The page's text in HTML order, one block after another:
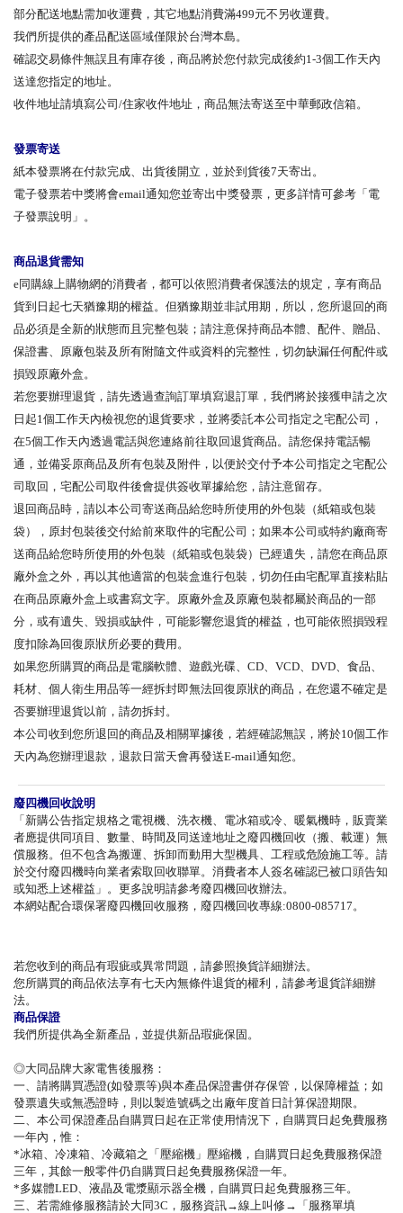
部分配送地點需加收運費，其它地點消費滿499元不另收運費。
我們所提供的產品配送區域僅限於台灣本島。
確認交易條件無誤且有庫存後，商品將於您付款完成後約1-3個工作天內
送達您指定的地址。
收件地址請填寫公司/住家收件地址，商品無法寄送至中華郵政信箱。
發票寄送
紙本發票將在付款完成、出貨後開立，並於到貨後7天寄出。
電子發票若中獎將會email通知您並寄出中獎發票，更多詳情可參考「電
子發票說明」。
商品退貨需知
e同購線上購物網的消費者，都可以依照消費者保護法的規定，享有商品
貨到日起七天猶豫期的權益。但猶豫期並非試用期，所以，您所退回的商
品必須是全新的狀態而且完整包裝；請注意保持商品本體、配件、贈品、
保證書、原廠包裝及所有附隨文件或資料的完整性，切勿缺漏任何配件或
損毀原廠外盒。
若您要辦理退貨，請先透過查詢訂單填寫退訂單，我們將於接獲申請之次
日起1個工作天內檢視您的退貨要求，並將委託本公司指定之宅配公司，
在5個工作天內透過電話與您連絡前往取回退貨商品。請您保持電話暢
通，並備妥原商品及所有包裝及附件，以便於交付予本公司指定之宅配公
司取回，宅配公司取件後會提供簽收單據給您，請注意留存。
退回商品時，請以本公司寄送商品給您時所使用的外包裝（紙箱或包裝
袋），原封包裝後交付給前來取件的宅配公司；如果本公司或特約廠商寄
送商品給您時所使用的外包裝（紙箱或包裝袋）已經遺失，請您在商品原
廠外盒之外，再以其他適當的包裝盒進行包裝，切勿任由宅配單直接粘貼
在商品原廠外盒上或書寫文字。原廠外盒及原廠包裝都屬於商品的一部
分，或有遺失、毀損或缺件，可能影響您退貨的權益，也可能依照損毀程
度扣除為回復原狀所必要的費用。
如果您所購買的商品是電腦軟體、遊戲光碟、CD、VCD、DVD、食品、
耗材、個人衛生用品等一經拆封即無法回復原狀的商品，在您還不確定是
否要辦理退貨以前，請勿拆封。
本公司收到您所退回的商品及相關單據後，若經確認無誤，將於10個工作
天內為您辦理退款，退款日當天會再發送E-mail通知您。
廢四機回收說明
「新購公告指定規格之電視機、洗衣機、電冰箱或冷、暖氣機時，販賣業
者應提供同項目、數量、時間及同送達地址之廢四機回收（搬、載運）無
償服務。但不包含為搬運、拆卸而動用大型機具、工程或危險施工等。請
於交付廢四機時向業者索取回收聯單。消費者本人簽名確認已被口頭告知
或知悉上述權益」。更多說明請參考廢四機回收辦法。
本網站配合環保署廢四機回收服務，廢四機回收專線:0800-085717。
若您收到的商品有瑕疵或異常問題，請參照換貨詳細辦法。
您所購買的商品依法享有七天內無條件退貨的權利，請參考退貨詳細辦
法。
商品保證
我們所提供為全新產品，並提供新品瑕疵保固。
◎大同品牌大家電售後服務：
一、請將購買憑證(如發票等)與本產品保證書併存保管，以保障權益；如
發票遺失或無憑證時，則以製造號碼之出廠年度首日計算保證期限。
二、本公司保證產品自購買日起在正常使用情況下，自購買日起免費服務
一年內，惟：
*冰箱、冷凍箱、冷藏箱之「壓縮機」壓縮機，自購買日起免費服務保證
三年，其餘一般零件仍自購買日起免費服務保證一年。
*多媒體LED、液晶及電漿顯示器全機，自購買日起免費服務三年。
三、若需維修服務請於大同3C，服務資訊→線上叫修→「服務單填